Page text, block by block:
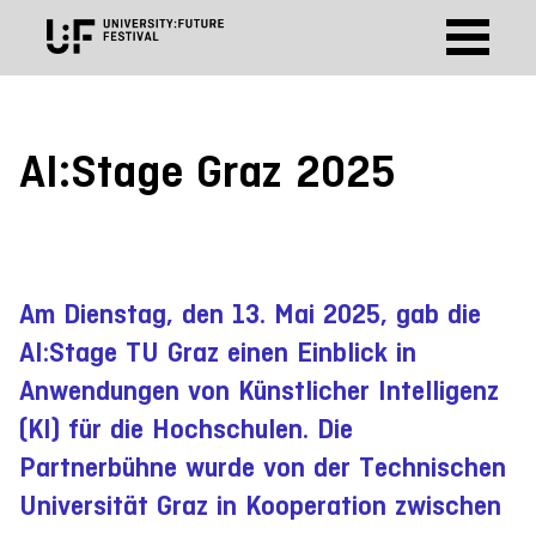
AI:Stage Graz 2025
Am Dienstag, den 13. Mai 2025, gab die
AI:Stage TU Graz einen Einblick in
Anwendungen von Künstlicher Intelligenz
(KI) für die Hochschulen. Die
Partnerbühne wurde von der Technischen
Universität Graz in Kooperation zwischen